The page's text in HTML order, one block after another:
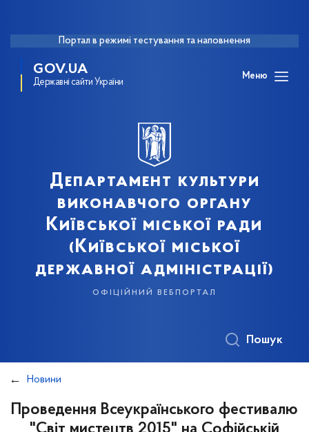
Портал в режимі тестування та наповнення
GOV.UA
Державні сайти України
Меню
Департамент культури
виконавчого органу
Київської міської ради
(Київської міської
державної адміністрації)
офіційний вебпортал
Пошук
Новини
Проведення Всеукраїнського фестивалю